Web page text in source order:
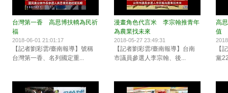
台灣第一香 高思博扶轎為民祈
福
2018-06-01 21:01:17
【記者劉彩雲/臺南報導】號稱
台灣第一香、名列國定重...
漫畫角色代言米 李宗翰推青年
為農業找未來
2018-05-27 23:49:31
【記者劉彩雲/臺南報導】台南
市議員參選人李宗翰、後...
高
值
【
黨